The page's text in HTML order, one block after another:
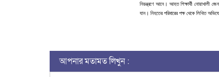
নিয়ন্ত্রণে আনে। আহত শিক্ষার্থী নোয়াখালী
যান। নিহতের পরিবারের পক্ষ থেকে লিখিত
আপনার মতামত লিখুন :